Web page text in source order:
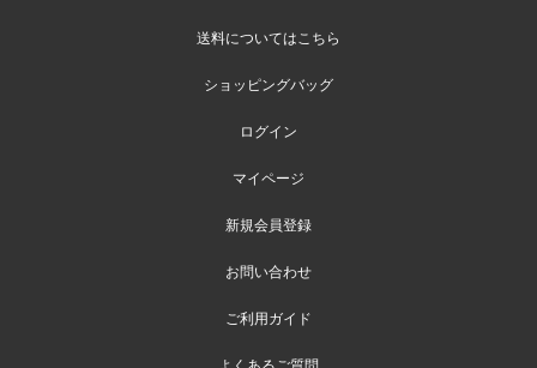
送料についてはこちら
ショッピングバッグ
ログイン
マイページ
新規会員登録
お問い合わせ
ご利用ガイド
よくあるご質問